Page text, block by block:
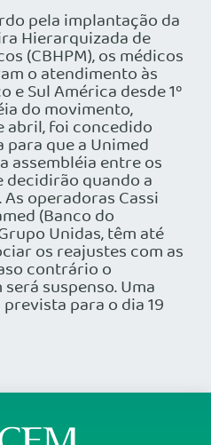
pela implantação da
Hierarquizada de
(CBHPM), os médicos
o atendimento às
e Sul América desde 1º
do movimento,
abril, foi concedido
para que a Unimed
assembléia entre os
decidirão quando a
operadoras Cassi
(Banco do
Unidas, têm até
os reajustes com as
contrário o
suspenso. Uma
para o dia 19